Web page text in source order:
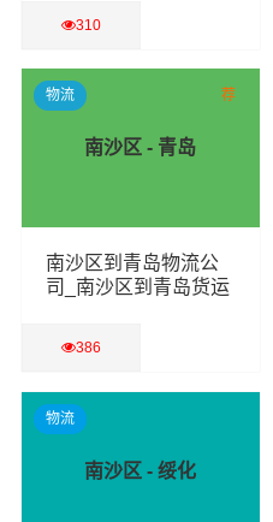
310
查看详细
南沙区 - 青岛
南沙区到青岛物流公
司_南沙区到青岛货运
386
查看详细
物流 荐
南沙区 - 绥化
物流